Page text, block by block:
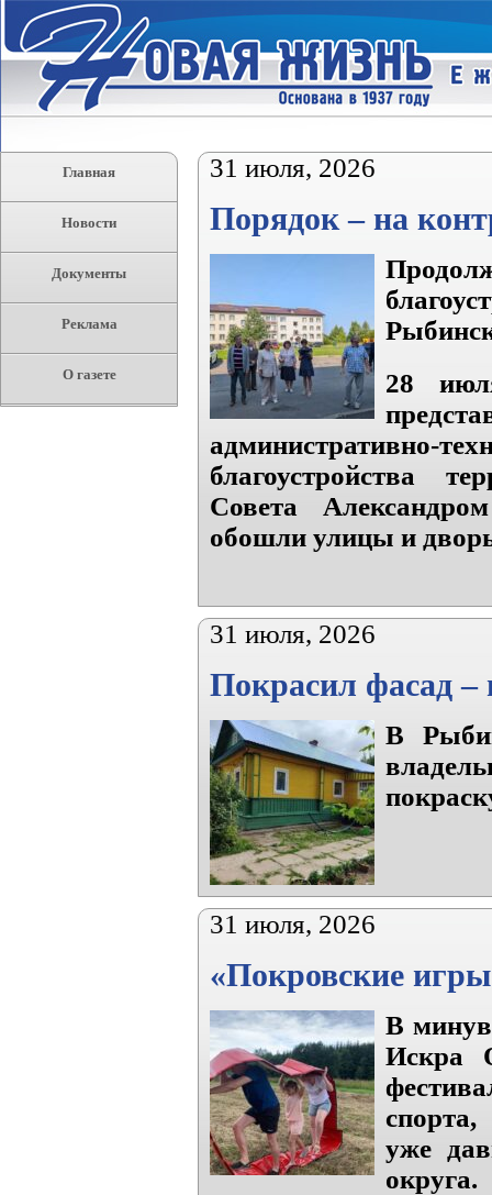
Главная
Новости
Документы
Реклама
О газете
31 июля, 2026
Порядок – на
28
административно-
благоустройства
Совета
обошли улицы и
31 июля, 2026
Покрасил фасад
В
31 июля, 2026
«Покровские
В
Искра
уже
округа.